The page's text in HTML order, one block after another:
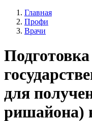
Главная
Профи
Врачи
для
ришайона)